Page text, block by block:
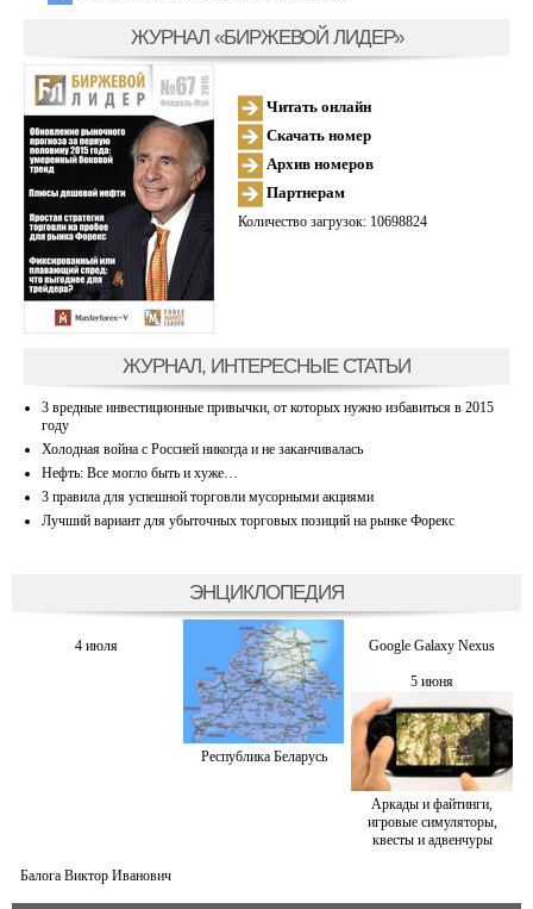
ЖУРНАЛ «БИРЖЕВОЙ ЛИДЕР»
Читать онлайн
Скачать номер
Архив номеров
Партнерам
Количество загрузок: 10698824
ЖУРНАЛ, ИНТЕРЕСНЫЕ СТАТЬИ
3 вредные инвестиционные привычки, от которых нужно избавиться в 2015
году
Холодная война с Россией никогда и не заканчивалась
Нефть: Все могло быть и хуже…
3 правила для успешной торговли мусорными акциями
Лучший вариант для убыточных торговых позиций на рынке Форекс
ЭНЦИКЛОПЕДИЯ
4 июля
Республика Беларусь
Google Galaxy Nexus
5 июня
Аркады и файтинги,
игровые симуляторы,
квесты и адвенчуры
Балога Виктор Иванович